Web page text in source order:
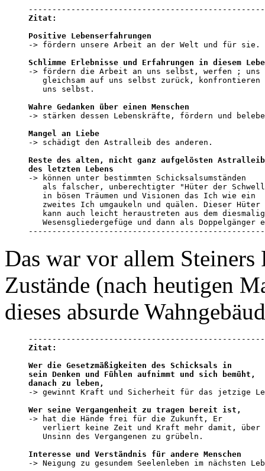
Zitat:
Positive Lebenserfahrungen
-> fördern unsere Arbeit an der Welt und für sie.
Schlimme Erlebnisse und Erfahrungen in diesem
-> fördern die Arbeit an uns selbst, werfen ; uns
gleichsam auf uns selbst zurück,
   uns selbst.
Wahre Gedanken über einen Menschen
-> stärken dessen Lebenskräfte, fördern und
Mangel an Liebe
-> schädigt den Astralleib des anderen.
Reste des alten, nicht ganz aufgelösten
des letzten Lebens
-> können unter bestimmten Schicksalsumständen
als falscher, unberechtigter "Hüter der
   in bösen Träumen und Visionen das Ich wie ein
   zweites Ich umgaukeln und quälen. Dieser Hüter
kann auch leicht heraustreten aus dem
Wesensgliedergefüge und dann als Doppelgänger
Das war vor allem
Zustände (nach heutigen
dieses absurde
Zitat:
Wer die Gesetzmäßigkeiten des Schicksals in
sein Denken und Fühlen aufnimmt und sich bemüht,
danach zu leben,
-> gewinnt Kraft und Sicherheit für das jetzige
Wer seine Vergangenheit zu tragen bereit ist,
-> hat die Hände frei für die Zukunft, Er
verliert keine Zeit und Kraft mehr damit,
   Unsinn des Vergangenen zu grübeln.
Interesse und Verständnis für andere Menschen
-> Neigung zu gesundem Seelenleben im nächsten